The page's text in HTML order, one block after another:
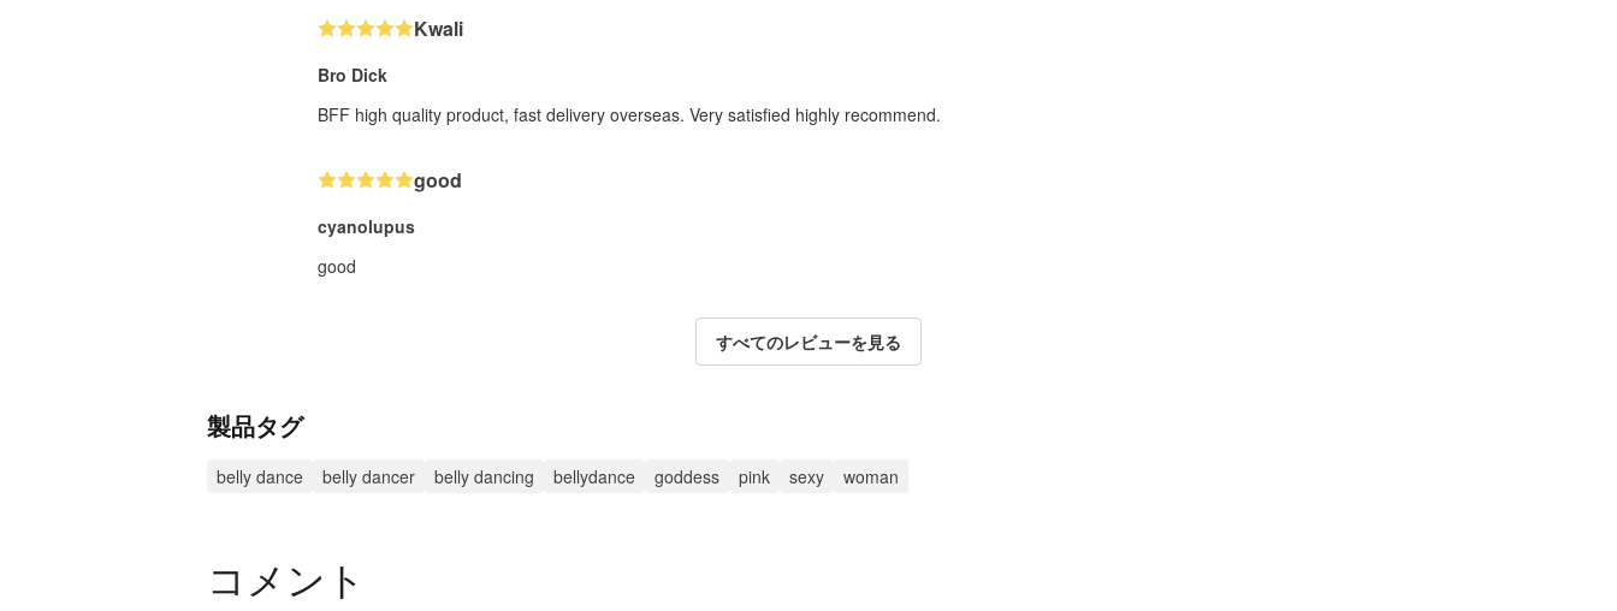
Kwali
Bro Dick
BFF high quality product, fast delivery overseas. Very satisfied highly recommend.
good
cyanolupus
good
すべてのレビューを見る
製品タグ
belly dance belly dancer belly dancing bellydance goddess pink sexy woman
コメント